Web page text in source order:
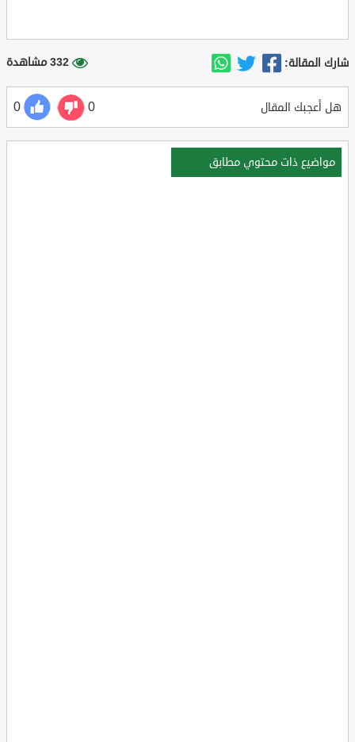
شارك المقالة: 332 مشاهدة
هل أعجبك المقال 0
0
مواضيع ذات محتوي مطابق